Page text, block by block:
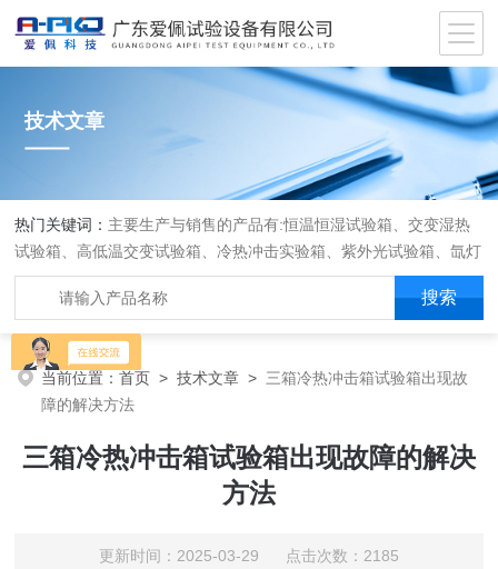
技术文章
热门关键词： 主要生产与销售的产品有:恒温恒湿试验箱、交变湿热
试验箱、高低温交变试验箱、冷热冲击实验箱、紫外光试验箱、氙灯
老化箱、恒温恒湿实验室、沙尘试验箱、淋雨试验箱、盐水喷雾试验
箱、各种振动试验台、拉力试验机、蒸汽老化试验机、跌落试验机、
插拔力试验机、按健寿命试验机、纸带耐磨擦试验机、工业烘烤箱
当前位置：首页 >技术文章 > 三箱冷热冲击箱试验箱出现故
障的解决方法
三箱冷热冲击箱试验箱出现故障的解决
方法
更新时间：2025-03-29 点击次数：2185